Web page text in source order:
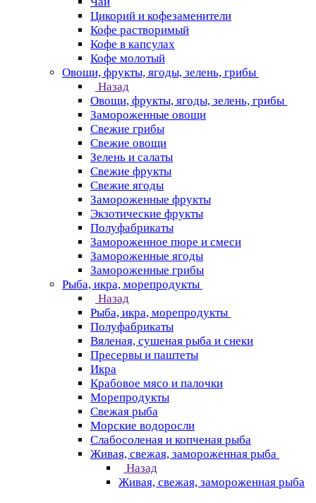
Цикорий и кофезаменители
Кофе растворимый
Кофе в капсулах
Кофе молотый
Овощи, фрукты, ягоды, зелень, грибы
Назад
Овощи, фрукты, ягоды, зелень, грибы
Замороженные овощи
Свежие грибы
Свежие овощи
Зелень и салаты
Свежие фрукты
Свежие ягоды
Замороженные фрукты
Экзотические фрукты
Полуфабрикаты
Замороженное пюре и смеси
Замороженные ягоды
Замороженные грибы
Рыба, икра, морепродукты
Назад
Рыба, икра, морепродукты
Полуфабрикаты
Вяленая, сушеная рыба и снеки
Пресервы и паштеты
Икра
Крабовое мясо и палочки
Морепродукты
Свежая рыба
Морские водоросли
Слабосоленая и копченая рыба
Живая, свежая, замороженная рыба
Назад
Живая, свежая, замороженная рыба